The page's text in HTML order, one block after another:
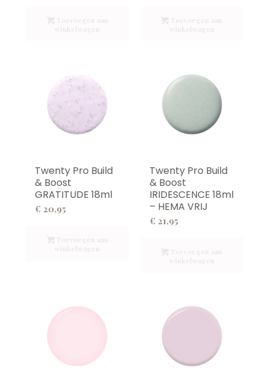
Twenty Pro Build
& Boost
GRATITUDE 18ml
€ 20,95
Twenty Pro Build
& Boost
IRIDESCENCE 18ml
– HEMA VRIJ
€ 21,95